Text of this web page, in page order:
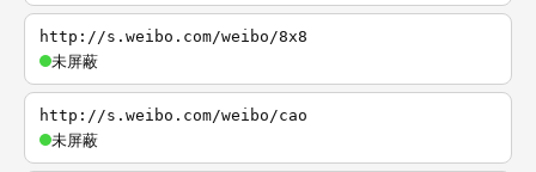
http://s.weibo.com/weibo/8x8
未屏蔽
http://s.weibo.com/weibo/cao
未屏蔽